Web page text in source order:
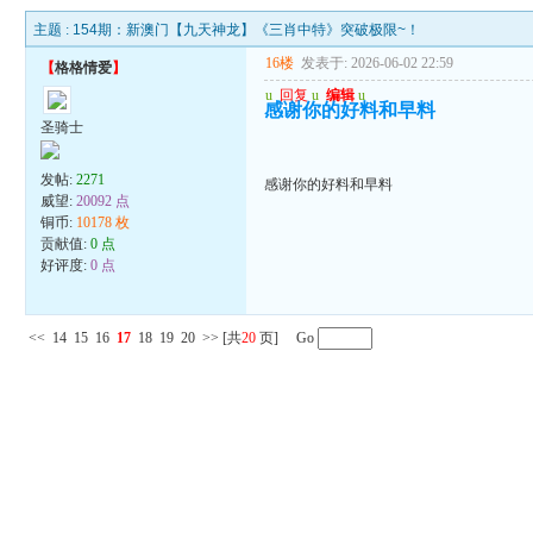
主题 : 154期：新澳门【九天神龙】《三肖中特》突破极限~！
【格格情爱】
圣骑士
发帖:2271
威望:20092 点
铜币: 10178 枚
贡献值:0 点
好评度:0 点
16楼 发表于: 2026-06-02 22:59
u 回复 u 编辑 u
感谢你的好料和早料
感谢你的好料和早料
<< 14 15 16 17 18 19 20 >> [共20 页] Go